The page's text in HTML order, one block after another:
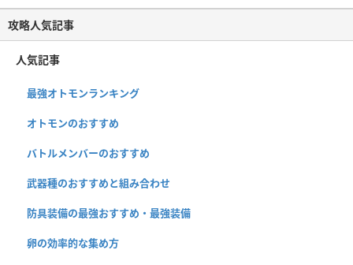
攻略人気記事
人気記事
最強オトモンランキング
オトモンのおすすめ
バトルメンバーのおすすめ
武器種のおすすめと組み合わせ
防具装備の最強おすすめ・最強装備
卵の効率的な集め方